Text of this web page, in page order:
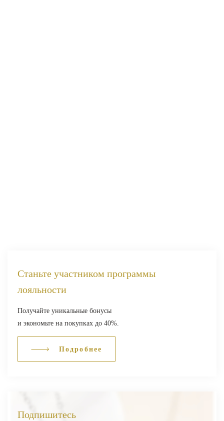
Станьте участником программы
лояльности
Получайте уникальные бонусы
и экономьте на покупках до 40%.
Подробнее
Подпишитесь